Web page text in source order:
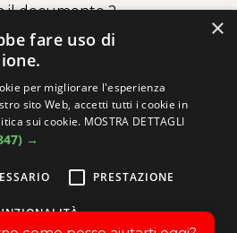
il documento 2
15 – 30174 Mestre (VE)
|info.fcs@issm.it
×
fare uso di
per migliorare l'esperienza
sito Web, accetti tutti i cookie in
sui cookie. MOSTRA DETTAGLI
→
PRESTAZIONE